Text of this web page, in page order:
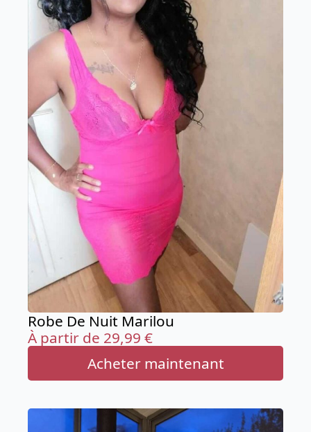
Robe De Nuit Marilou
À partir de 29,99 €
Acheter maintenant